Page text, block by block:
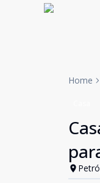
Home